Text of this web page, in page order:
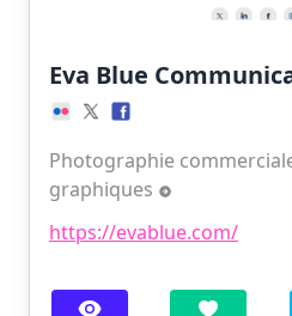
Eva Blue
Photographie
graphiques
https://evablue.com/